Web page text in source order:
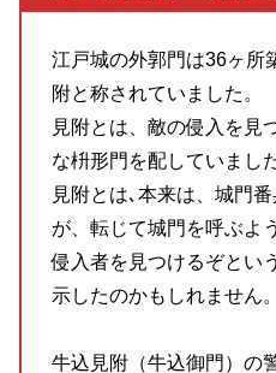
江戸城の外郭門は36ヶ所
附と称されていました。
見附とは、敵の侵入を見
な枡形門を配していました
見附とは､本来は、城門
が、転じて城門を呼ぶよ
侵入者を見つけるぞとい
示したのかもしれません。
牛込見附（牛込御門）の